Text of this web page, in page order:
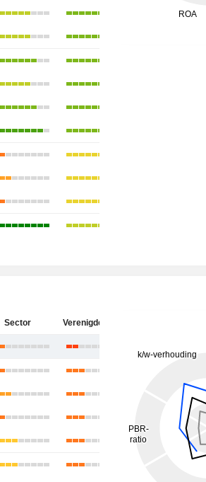
Sector Verenigde Staten